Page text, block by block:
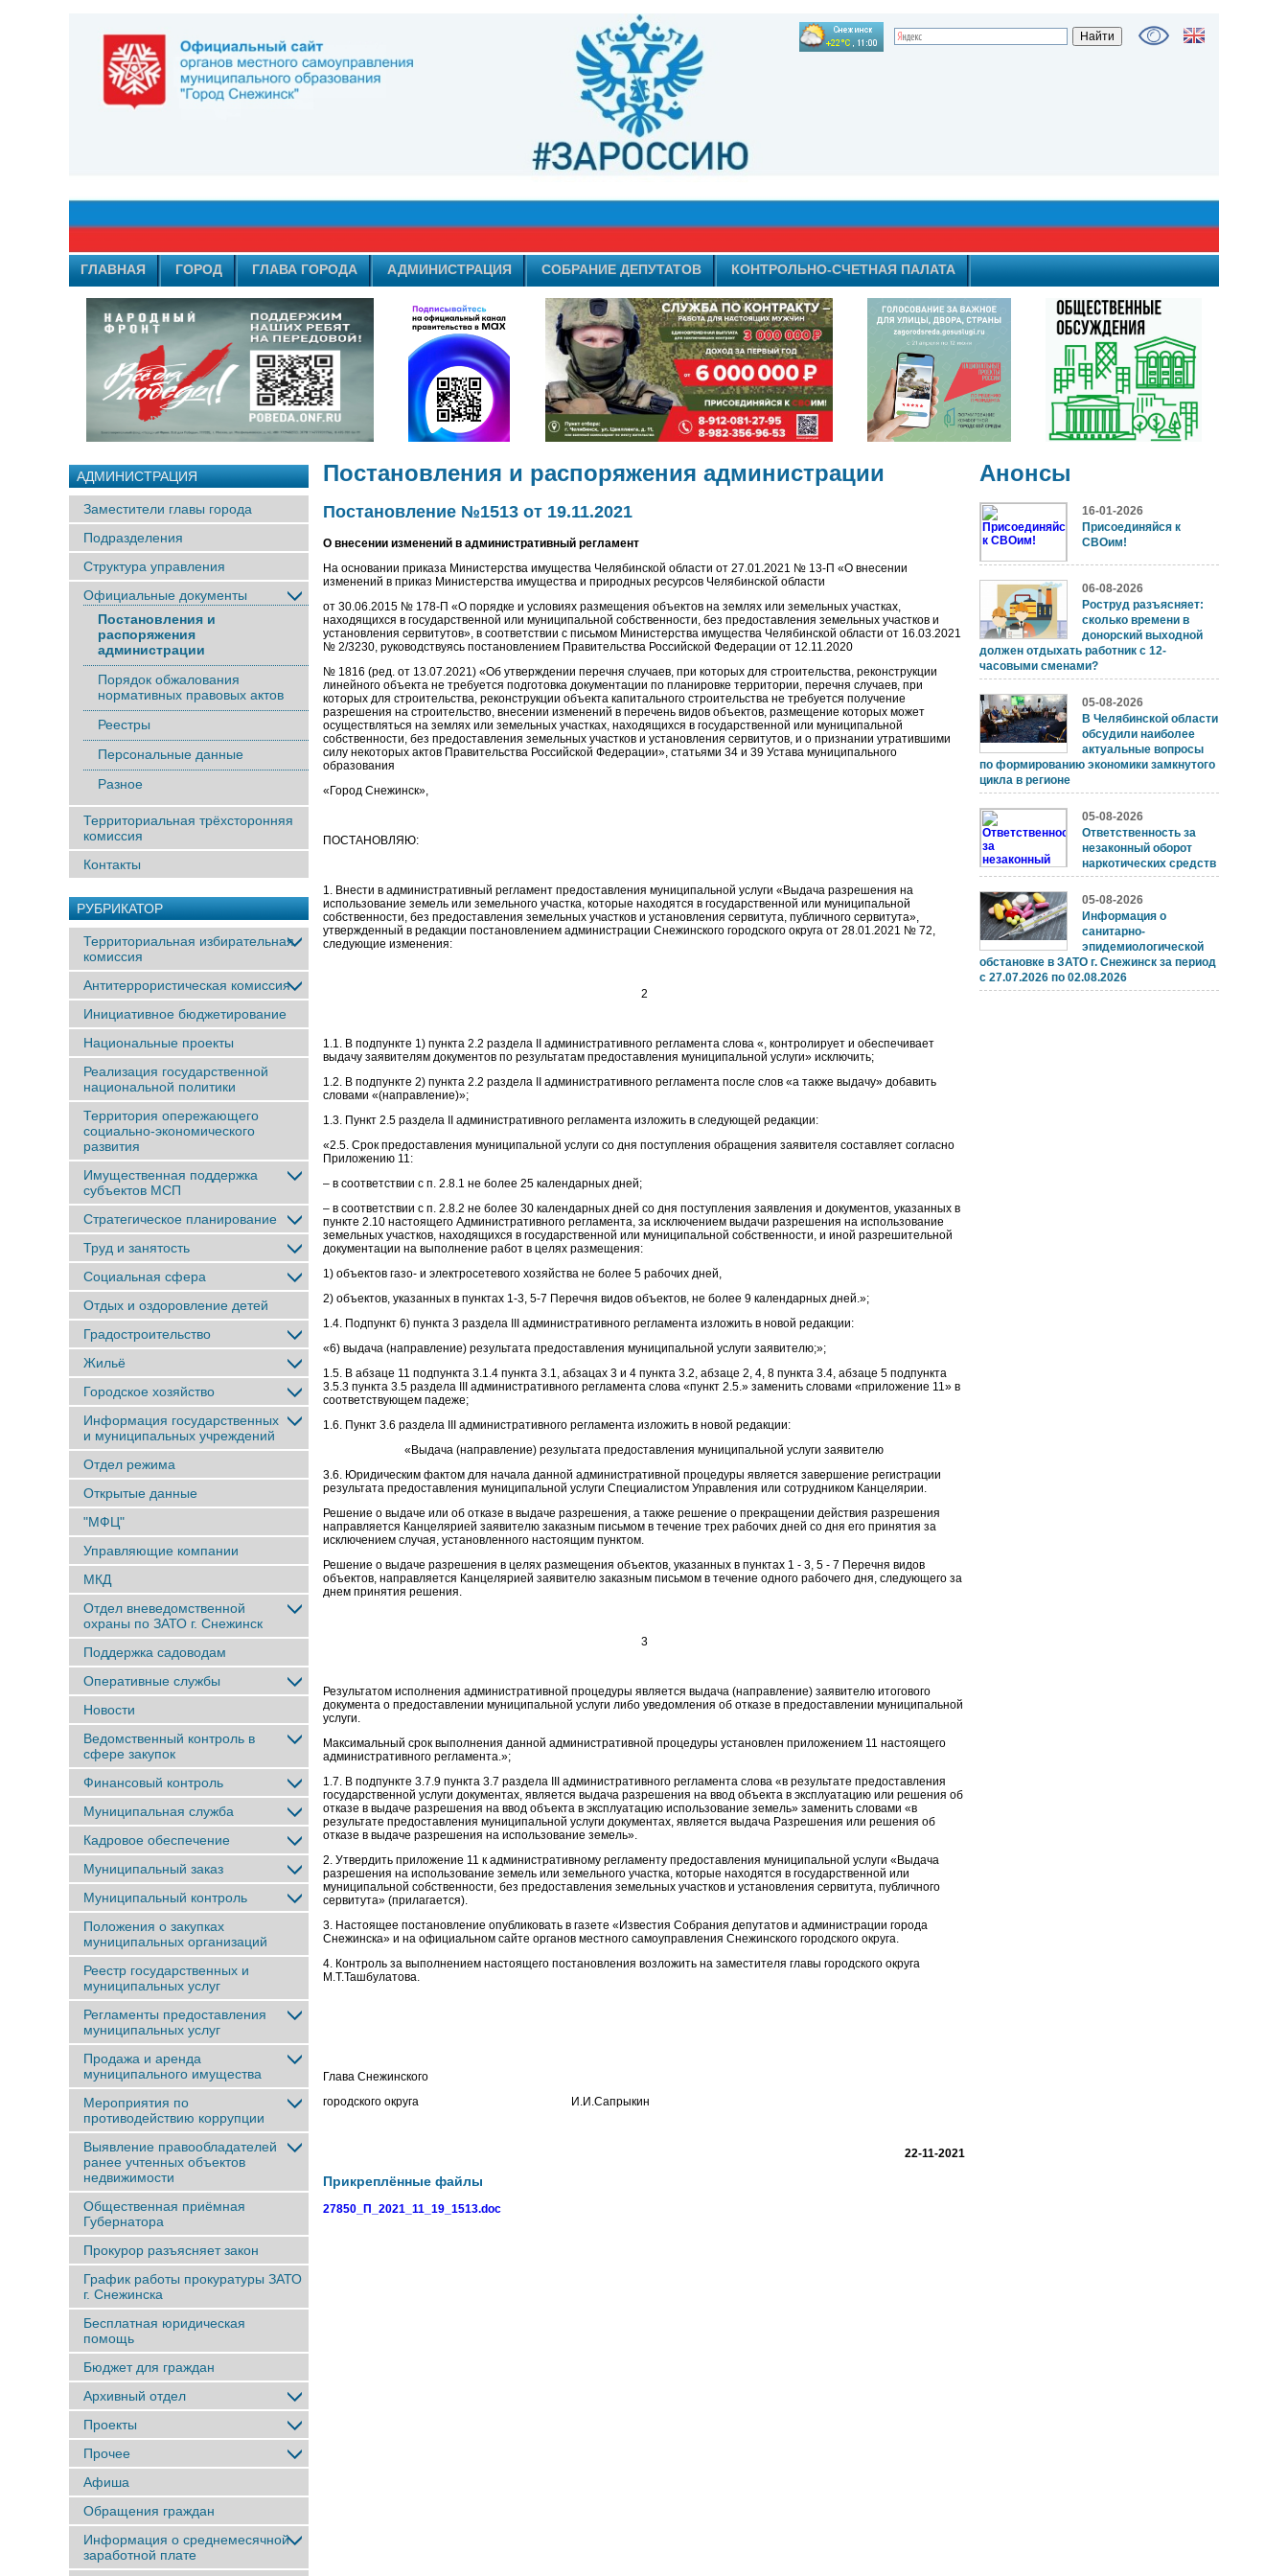
ГЛАВНАЯ ГОРОД ГЛАВА ГОРОДА АДМИНИСТРАЦИЯ СОБРАНИЕ ДЕПУТАТОВ КОНТРОЛЬНО-СЧЕТНАЯ ПАЛАТА
АДМИНИСТРАЦИЯ
Заместители главы города
Подразделения
Структура управления
Официальные документы
Постановления и
распоряжения
администрации
Порядок обжалования
нормативных правовых актов
Реестры
Персональные данные
Разное
Территориальная трёхсторонняя
комиссия
Контакты
РУБРИКАТОР
Территориальная избирательная
комиссия
Антитеррористическая комиссия
Инициативное бюджетирование
Национальные проекты
Реализация государственной
национальной политики
Территория опережающего
социально-экономического
развития
Имущественная поддержка
субъектов МСП
Стратегическое планирование
Труд и занятость
Социальная сфера
Отдых и оздоровление детей
Градостроительство
Жильё
Городское хозяйство
Информация государственных
и муниципальных учреждений
Отдел режима
Открытые данные
"МФЦ"
Управляющие компании
МКД
Отдел вневедомственной
охраны по ЗАТО г. Снежинск
Поддержка садоводам
Оперативные службы
Новости
Ведомственный контроль в
сфере закупок
Финансовый контроль
Муниципальная служба
Кадровое обеспечение
Муниципальный заказ
Муниципальный контроль
Положения о закупках
муниципальных организаций
Реестр государственных и
муниципальных услуг
Регламенты предоставления
муниципальных услуг
Продажа и аренда
муниципального имущества
Мероприятия по
противодействию коррупции
Выявление правообладателей
ранее учтенныx объектов
недвижимости
Общественная приёмная
Губернатора
Прокурор разъясняет закон
График работы прокуратуры ЗАТО
г. Снежинска
Бесплатная юридическая
помощь
Бюджет для граждан
Архивный отдел
Проекты
Прочее
Афиша
Обращения граждан
Информация о среднемесячной
заработной плате
Постановления и распоряжения администрации
Постановление №1513 от 19.11.2021
О внесении изменений в административный регламент
На основании приказа Министерства имущества Челябинской области от 27.01.2021 № 13-П «О внесении
изменений в приказ Министерства имущества и природных ресурсов Челябинской области
от 30.06.2015 № 178-П «О порядке и условиях размещения объектов на землях или земельных участках,
находящихся в государственной или муниципальной собственности, без предоставления земельных участков и
установления сервитутов», в соответствии с письмом Министерства имущества Челябинской области от 16.03.2021
№ 2/3230, руководствуясь постановлением Правительства Российской Федерации от 12.11.2020
№ 1816 (ред. от 13.07.2021) «Об утверждении перечня случаев, при которых для строительства, реконструкции
линейного объекта не требуется подготовка документации по планировке территории, перечня случаев, при
которых для строительства, реконструкции объекта капитального строительства не требуется получение
разрешения на строительство, внесении изменений в перечень видов объектов, размещение которых может
осуществляться на землях или земельных участках, находящихся в государственной или муниципальной
собственности, без предоставления земельных участков и установления сервитутов, и о признании утратившими
силу некоторых актов Правительства Российской Федерации», статьями 34 и 39 Устава муниципального
образования
«Город Снежинск»,
ПОСТАНОВЛЯЮ:
1. Внести в административный регламент предоставления муниципальной услуги «Выдача разрешения на
использование земель или земельного участка, которые находятся в государственной или муниципальной
собственности, без предоставления земельных участков и установления сервитута, публичного сервитута»,
утвержденный в редакции постановлением администрации Снежинского городского округа от 28.01.2021 № 72,
следующие изменения:
2
1.1. В подпункте 1) пункта 2.2 раздела II административного регламента слова «, контролирует и обеспечивает
выдачу заявителям документов по результатам предоставления муниципальной услуги» исключить;
1.2. В подпункте 2) пункта 2.2 раздела II административного регламента после слов «а также выдачу» добавить
словами «(направление)»;
1.3. Пункт 2.5 раздела II административного регламента изложить в следующей редакции:
«2.5. Срок предоставления муниципальной услуги со дня поступления обращения заявителя составляет согласно
Приложению 11:
– в соответствии с п. 2.8.1 не более 25 календарных дней;
– в соответствии с п. 2.8.2 не более 30 календарных дней со дня поступления заявления и документов, указанных в
пункте 2.10 настоящего Административного регламента, за исключением выдачи разрешения на использование
земельных участков, находящихся в государственной или муниципальной собственности, и иной разрешительной
документации на выполнение работ в целях размещения:
1) объектов газо- и электросетевого хозяйства не более 5 рабочих дней,
2) объектов, указанных в пунктах 1-3, 5-7 Перечня видов объектов, не более 9 календарных дней.»;
1.4. Подпункт 6) пункта 3 раздела III административного регламента изложить в новой редакции:
«6) выдача (направление) результата предоставления муниципальной услуги заявителю;»;
1.5. В абзаце 11 подпункта 3.1.4 пункта 3.1, абзацах 3 и 4 пункта 3.2, абзаце 2, 4, 8 пункта 3.4, абзаце 5 подпункта
3.5.3 пункта 3.5 раздела III административного регламента слова «пункт 2.5.» заменить словами «приложение 11» в
соответствующем падеже;
1.6. Пункт 3.6 раздела III административного регламента изложить в новой редакции:
«Выдача (направление) результата предоставления муниципальной услуги заявителю
3.6. Юридическим фактом для начала данной административной процедуры является завершение регистрации
результата предоставления муниципальной услуги Специалистом Управления или сотрудником Канцелярии.
Решение о выдаче или об отказе в выдаче разрешения, а также решение о прекращении действия разрешения
направляется Канцелярией заявителю заказным письмом в течение трех рабочих дней со дня его принятия за
исключением случая, установленного настоящим пунктом.
Решение о выдаче разрешения в целях размещения объектов, указанных в пунктах 1 - 3, 5 - 7 Перечня видов
объектов, направляется Канцелярией заявителю заказным письмом в течение одного рабочего дня, следующего за
днем принятия решения.
3
Результатом исполнения административной процедуры является выдача (направление) заявителю итогового
документа о предоставлении муниципальной услуги либо уведомления об отказе в предоставлении муниципальной
услуги.
Максимальный срок выполнения данной административной процедуры установлен приложением 11 настоящего
административного регламента.»;
1.7. В подпункте 3.7.9 пункта 3.7 раздела III административного регламента слова «в результате предоставления
государственной услуги документах, является выдача разрешения на ввод объекта в эксплуатацию или решения об
отказе в выдаче разрешения на ввод объекта в эксплуатацию использование земель» заменить словами «в
результате предоставления муниципальной услуги документах, является выдача Разрешения или решения об
отказе в выдаче разрешения на использование земель».
2. Утвердить приложение 11 к административному регламенту предоставления муниципальной услуги «Выдача
разрешения на использование земель или земельного участка, которые находятся в государственной или
муниципальной собственности, без предоставления земельных участков и установления сервитута, публичного
сервитута» (прилагается).
3. Настоящее постановление опубликовать в газете «Известия Собрания депутатов и администрации города
Снежинска» и на официальном сайте органов местного самоуправления Снежинского городского округа.
4. Контроль за выполнением настоящего постановления возложить на заместителя главы городского округа
М.Т.Ташбулатова.
Глава Снежинского
городского округа И.И.Сапрыкин
22-11-2021
Прикреплённые файлы
27850_П_2021_11_19_1513.doc
Анонсы
16-01-2026
Присоединяйся к
СВОим!
06-08-2026
Роструд разъясняет:
сколько времени в
донорский выходной
должен отдыхать работник с 12-
часовыми сменами?
05-08-2026
В Челябинской области
обсудили наиболее
актуальные вопросы
по формированию экономики замкнутого
цикла в регионе
05-08-2026
Ответственность за
незаконный оборот
наркотических средств
05-08-2026
Информация о
санитарно-
эпидемиологической
обстановке в ЗАТО г. Снежинск за период
с 27.07.2026 по 02.08.2026